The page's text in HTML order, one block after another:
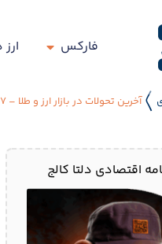
فارکس
آخرین تحولات در بازار ارز و طلا – ۷ اسفند ماه ۱۴۰۳
اقتصادی دلتا کالج